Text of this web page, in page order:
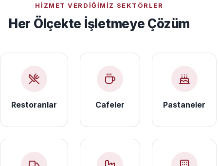
HIZMET VERDIĞIMIZ SEKTÖRLER
Her Ölçekte İşletmeye Çözüm
Restoranlar Cafeler Pastaneler